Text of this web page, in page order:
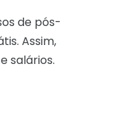
de pós-
Assim,
salários.